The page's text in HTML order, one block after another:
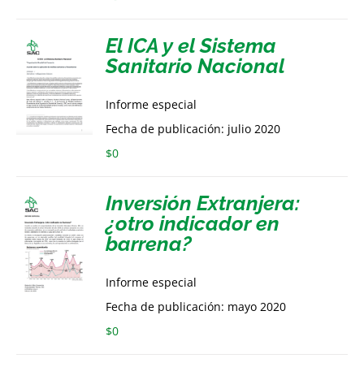
El ICA y el Sistema
Sanitario Nacional
Informe especial
Fecha de publicación: julio 2020
$0
Inversión Extranjera:
¿otro indicador en
barrena?
Informe especial
Fecha de publicación: mayo 2020
$0